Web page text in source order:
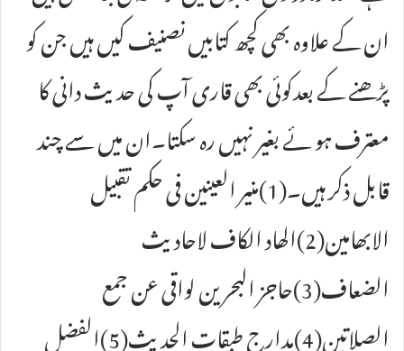
ان کے علاوہ بھی کچھ کتابیں نصنیف کیں ہیں جن کو
پڑھنے کے بعدکوئی بھی قاری آپ کی حدیث دانی کا
معترف ہو ئے بغیر نہیں رہ سکتا۔ان میں سے چند
قابل ذکر ہیں۔(1)منیر العینین فی حکم تقبیل
الابھامین(2)الھاد الکاف لاحادیث
الضعاف(3)حاجز البحرین لواقی عن جمع
الصلاتین(4)مدارج طبقات الحدیث(5)الفضل